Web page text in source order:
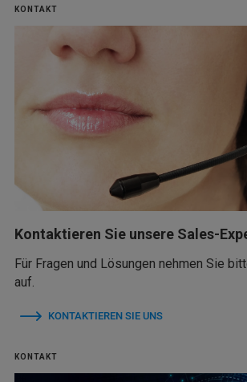
KONTAKT
Kontaktieren Sie unsere Sales-
Für Fragen und Lösungen nehmen Sie
auf.
KONTAKTIEREN SIE UNS
KONTAKT